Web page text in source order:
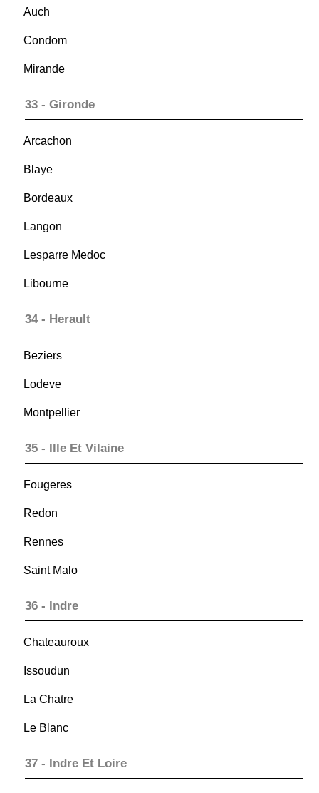
Auch
Condom
Mirande
33 - Gironde
Arcachon
Blaye
Bordeaux
Langon
Lesparre Medoc
Libourne
34 - Herault
Beziers
Lodeve
Montpellier
35 - Ille Et Vilaine
Fougeres
Redon
Rennes
Saint Malo
36 - Indre
Chateauroux
Issoudun
La Chatre
Le Blanc
37 - Indre Et Loire